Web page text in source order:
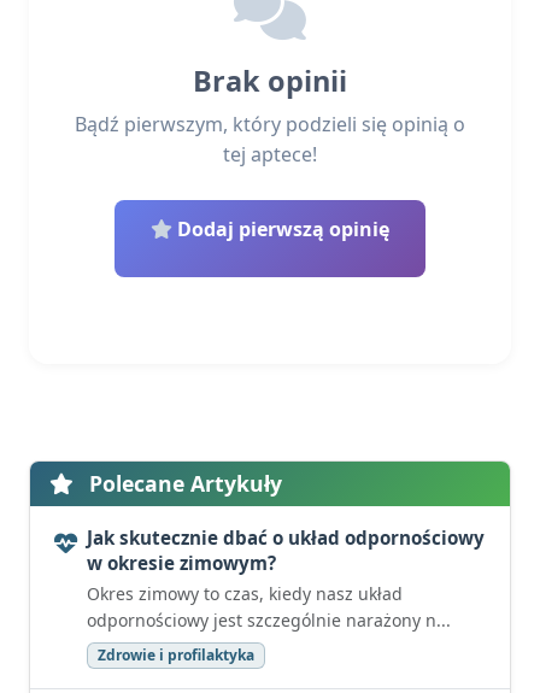
Brak opinii
Bądź pierwszym, który podzieli się opinią o
tej aptece!
Dodaj pierwszą opinię
Polecane Artykuły
Jak skutecznie dbać o układ odpornościowy
w okresie zimowym?
Okres zimowy to czas, kiedy nasz układ
odpornościowy jest szczególnie narażony n...
Zdrowie i profilaktyka